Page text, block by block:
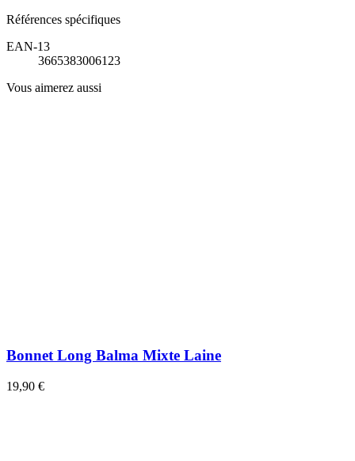
Références spécifiques
EAN-13
3665383006123
Vous aimerez aussi
Bonnet Long Balma Mixte Laine
19,90 €